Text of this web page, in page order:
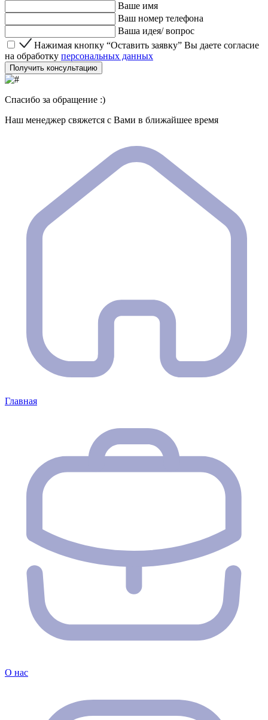
Ваше имя
Ваш номер телефона
Ваша идея/ вопрос
Нажимая кнопку “Оставить заявку” Вы даете согласие
Нажимая кнопку “Оставить заявку” Вы даете согласие
на обработку персональных данных
Получить консультацию
Спасибо за обращение :)
Наш менеджер свяжется с Вами в ближайшее время
Главная
О нас